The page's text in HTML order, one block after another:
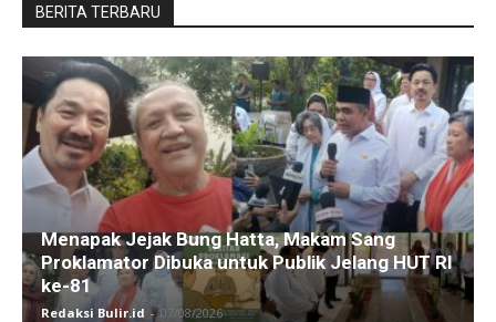
BERITA TERBARU
Menapak Jejak Bung Hatta, Makam Sang
Proklamator Dibuka untuk Publik Jelang HUT RI
ke-81
Redaksi Bulir.id - 07/08/2026